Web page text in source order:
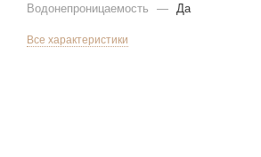
Водонепроницаемость
— Да
Все характеристики